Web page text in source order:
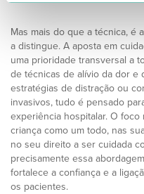
Mas mais do que a técnica, é
a distingue. A aposta em
uma prioridade transversal a
de técnicas de alívio da dor e
estratégias de distração ou
invasivos, tudo é pensado
experiência hospitalar. O foco
criança como um todo, nas
no seu direito a ser cuidada
precisamente essa
fortalece a confiança e a
os pacientes.